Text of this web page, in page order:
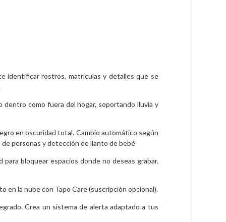
identificar rostros, matrículas y detalles que se
como fuera del hogar, soportando lluvia y
en oscuridad total. Cambio automático según
personas y detección de llanto de bebé
bloquear espacios donde no deseas grabar.
en la nube con Tapo Care (suscripción opcional).
Crea un sistema de alerta adaptado a tus